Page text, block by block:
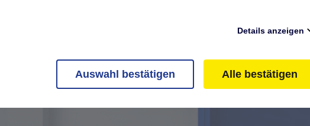
Details anzeigen
Webseite technisch notwendig, z.B. sicherheitsrelevante Cookies, Cookies
Ihrer Auswahl innerhalb dieser Auswahlbox. Diese sind von uns aktiviert
Auswahl bestätigen Alle bestätigen